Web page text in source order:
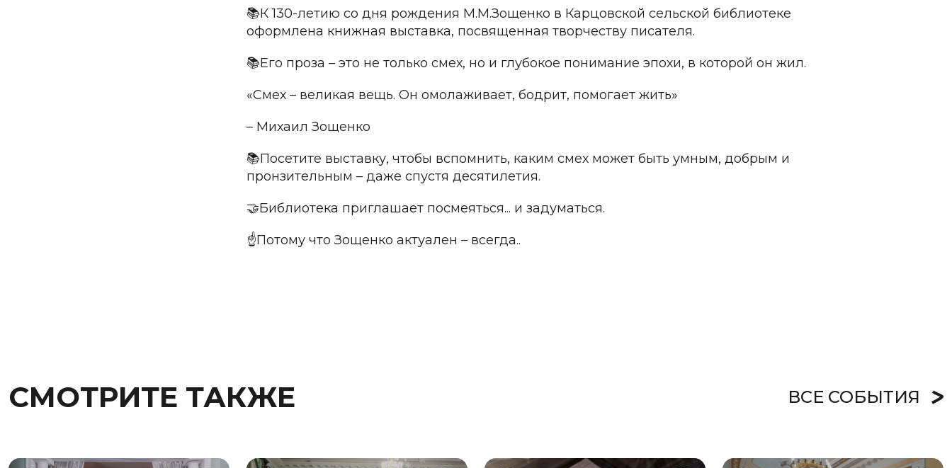
📚К 130-летию со дня рождения М.М.Зощенко в Карцовской сельской библиотеке
оформлена книжная выставка, посвященная творчеству писателя.
📚Его проза – это не только смех, но и глубокое понимание эпохи, в которой он жил.
«Смех – великая вещь. Он омолаживает, бодрит, помогает жить»
– Михаил Зощенко
📚Посетите выставку, чтобы вспомнить, каким смех может быть умным, добрым и
пронзительным – даже спустя десятилетия.
🤝Библиотека приглашает посмеяться... и задуматься.
☝️Потому что Зощенко актуален – всегда..
СМОТРИТЕ ТАКЖЕ ВСЕ СОБЫТИЯ